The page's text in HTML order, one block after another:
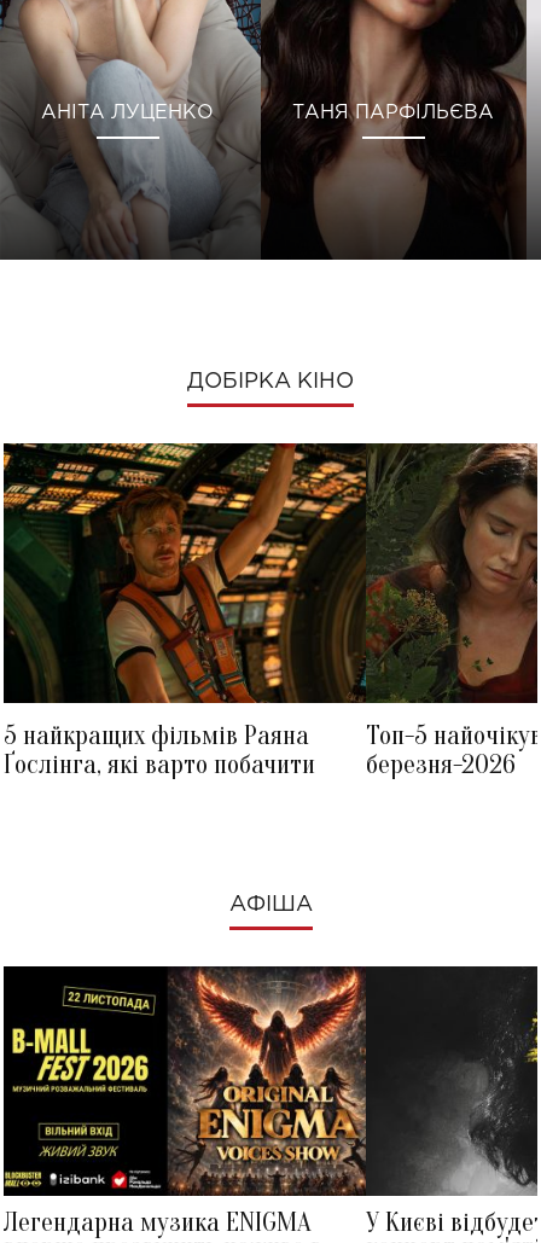
АНІТА ЛУЦЕНКО ТАНЯ ПАРФІЛЬЄВА
ДОБІРКА КІНО
5 найкращих фільмів Раяна
Ґослінга, які варто побачити
Топ-5
березня-2026
АФІША
Легендарна музика ENIGMA
У Києві